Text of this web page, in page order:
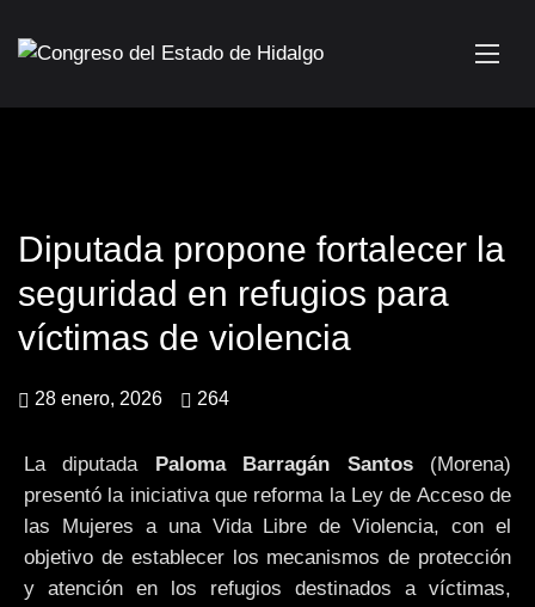
Diputada propone fortalecer la
seguridad en refugios para
víctimas de violencia
28 enero, 2026 264
La diputada Paloma Barragán Santos(Morena)
presentó la iniciativa que reforma la Ley de Acceso de
las Mujeres a una Vida Libre de Violencia, con el
objetivo de establecer los mecanismos de protección
y atención en los refugios destinados a víctimas,